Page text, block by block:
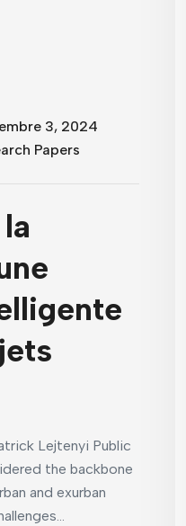
3, 2024
Papers
Lejtenyi Public
the backbone
and exurban